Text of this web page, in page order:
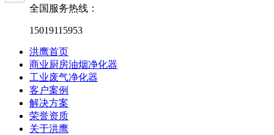
全国服务热线：
15019115953
洪鹰首页
商业厨房油烟净化器
工业废气净化器
客户案例
解决方案
荣誉资质
关于洪鹰